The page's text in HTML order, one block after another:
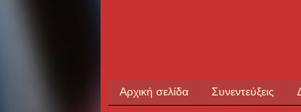
Αρχική σελίδα Συνεντεύξεις